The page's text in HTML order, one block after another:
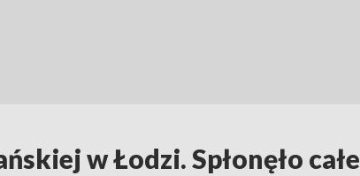
w Łodzi. Spłonęło całe